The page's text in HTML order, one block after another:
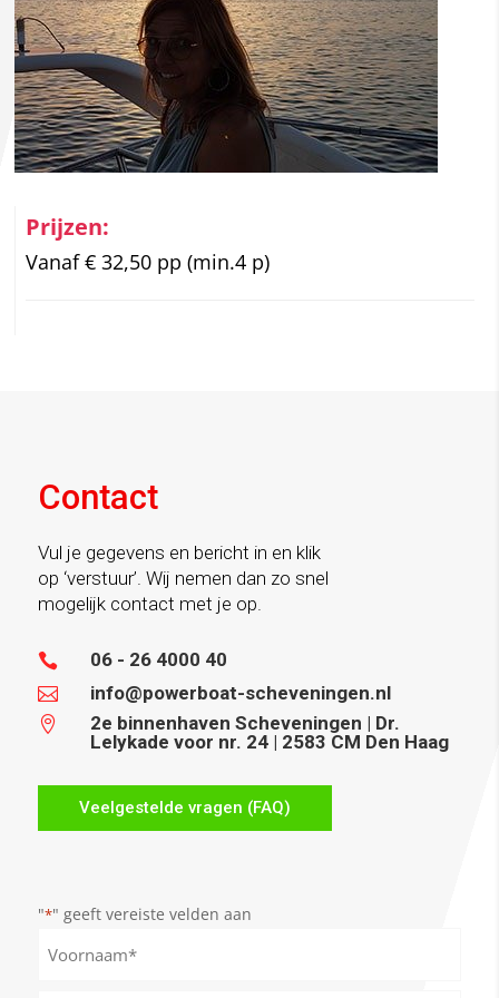
Prijzen:
Vanaf € 32,50 pp (min.4 p)
Contact
Vul je gegevens en bericht in en klik
op ‘verstuur’. Wij nemen dan zo snel
mogelijk contact met je op.
 06 - 26 4000 40
 info@powerboat-scheveningen.nl

2e binnenhaven Scheveningen | Dr.
Lelykade voor nr. 24 | 2583 CM Den Haag
Veelgestelde vragen (FAQ)
"*" geeft vereiste velden aan